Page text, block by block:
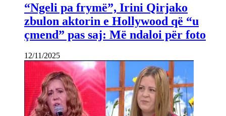
“Ngeli pa frymë”, Irini Qirjako
zbulon aktorin e Hollywood që “u
çmend” pas saj: Më ndaloi për foto
12/11/2025